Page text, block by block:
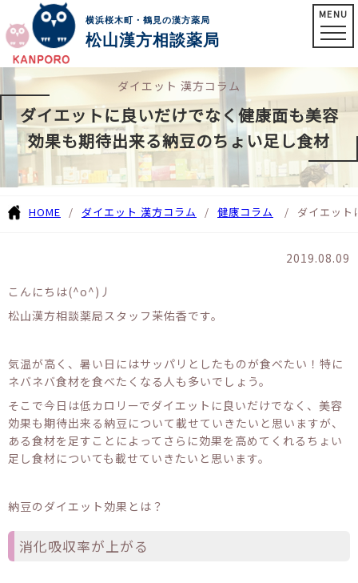
横浜桜木町・鶴見の漢方薬局
松山漢方相談薬局
MENU
ダイエット 漢方コラム
ダイエットに良いだけでなく健康面も美容
効果も期待出来る納豆のちょい足し食材
HOME ダイエット 漢方コラム 健康コラム ダイエット
2019.08.09
こんにちは(^o^)丿
松山漢方相談薬局スタッフ茉佑香です。
気温が高く、暑い日にはサッパリとしたものが食べたい！特に
ネバネバ食材を食べたくなる人も多いでしょう。
そこで今日は低カロリーでダイエットに良いだけでなく、美容
効果も期待出来る納豆について載せていきたいと思いますが、
ある食材を足すことによってさらに効果を高めてくれるちょい
足し食材についても載せていきたいと思います。
納豆のダイエット効果とは？
消化吸収率が上がる